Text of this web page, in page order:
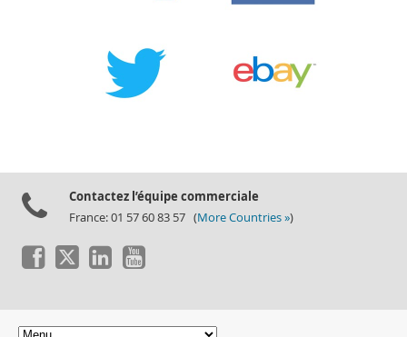
Contactez l’équipe commerciale
France: 01 57 60 83 57 (More Countries »)